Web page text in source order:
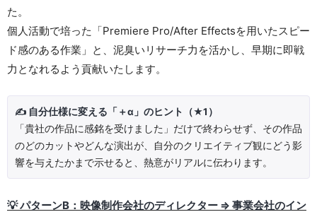
た。
個人活動で培った「Premiere Pro/After Effectsを用いたスピー
ド感のある作業」と、泥臭いリサーチ力を活かし、早期に即戦
力となれるよう貢献いたします。
✍️ 自分仕様に変える「＋α」のヒント（★1）
「貴社の作品に感銘を受けました」だけで終わらせず、その作品
のどのカットやどんな演出が、自分のクリエイティブ観にどう影
響を与えたかまで示せると、熱意がリアルに伝わります。
💡 パターンB：映像制作会社のディレクター ⇒ 事業会社のイン